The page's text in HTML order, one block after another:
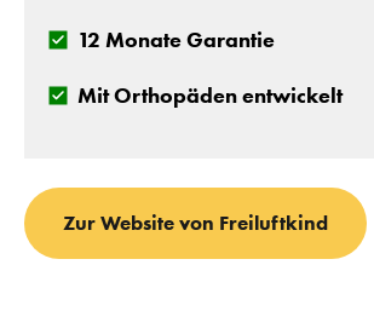
12 Monate Garantie
Mit Orthopäden entwickelt
Zur Website von Freiluftkind